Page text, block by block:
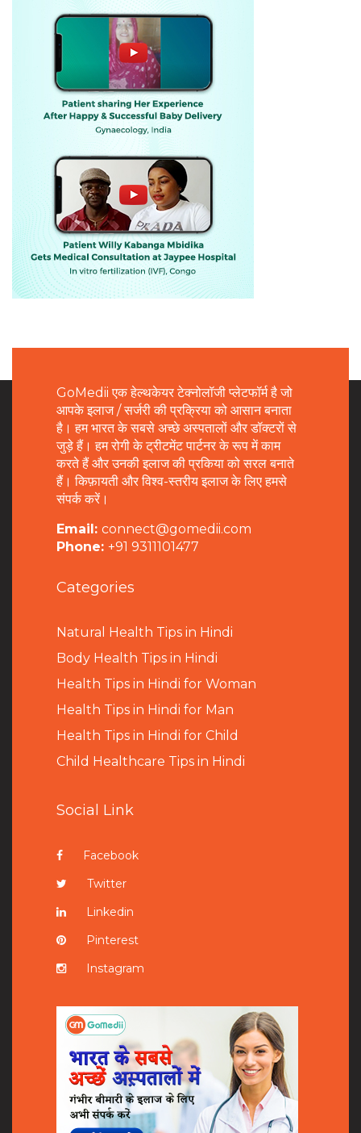
GoMedii एक हेल्थकेयर टेक्नोलॉजी प्लेटफॉर्म है जो
आपके इलाज / सर्जरी की प्रक्रिया को आसान बनाता
है। हम भारत के सबसे अच्छे अस्पतालों और डॉक्टरों से
जुड़े हैं। हम रोगी के ट्रीटमेंट पार्टनर के रूप में काम
करते हैं और उनकी इलाज की प्रकिया को सरल बनाते
हैं। किफ़ायती और विश्व-स्तरीय इलाज के लिए हमसे
संपर्क करें।
Email: connect@gomedii.com
Phone: +91 9311101477
Categories
Natural Health Tips in Hindi
Body Health Tips in Hindi
Health Tips in Hindi for Woman
Health Tips in Hindi for Man
Health Tips in Hindi for Child
Child Healthcare Tips in Hindi
Social Link
Facebook
Twitter
Linkedin
Pinterest
Instagram